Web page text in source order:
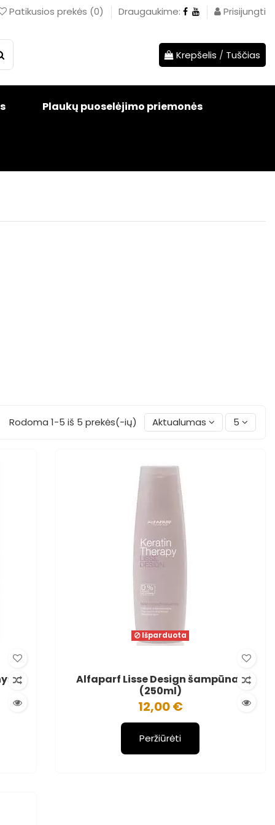
Patikusios prekės (0) Draugaukime: Prisijungti
Krepšelis / Tuščias
Plaukų puoselėjimo priemonės
Rodoma 1-5 iš 5 prekės(-ių) Aktualumas 5
Išparduota
Alfaparf Lisse Design šampūnas
(250ml)
12,00 €
Peržiūrėti